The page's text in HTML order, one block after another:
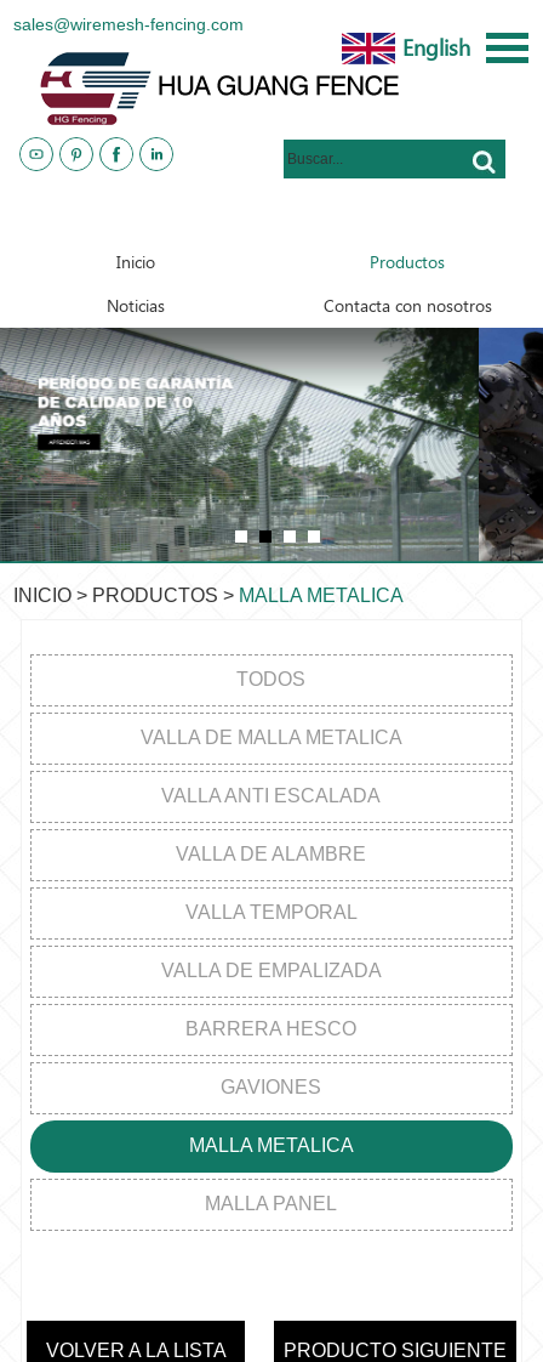
sales@wiremesh-fencing.com
English
Inicio Productos
Noticias Contacta con nosotros
INICIO > PRODUCTOS > MALLA METALICA
TODOS
VALLA DE MALLA METALICA
VALLA ANTI ESCALADA
VALLA DE ALAMBRE
VALLA TEMPORAL
VALLA DE EMPALIZADA
BARRERA HESCO
GAVIONES
MALLA METALICA
MALLA PANEL
VOLVER A LA LISTA PRODUCTO SIGUIENTE